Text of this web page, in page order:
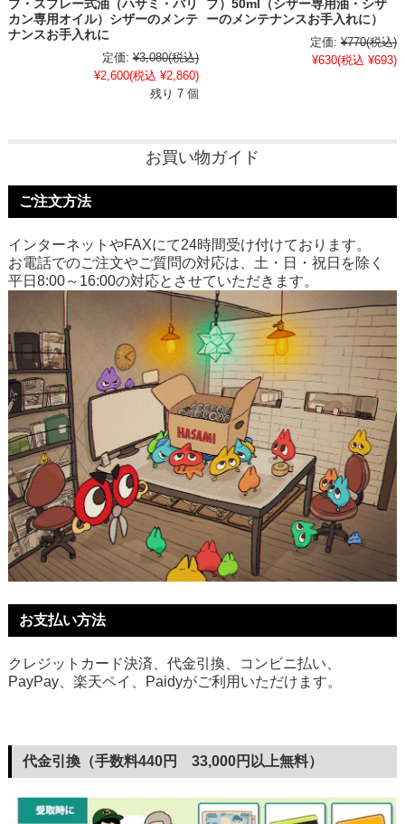
プ・スプレー式油（ハサミ・バリ
カン専用オイル）シザーのメンテ
ナンスお手入れに
定価: ¥3,080(税込)
¥2,600(税込 ¥2,860)
残り 7 個
プ）50ml（シザー専用油・シザ
ーのメンテナンスお手入れに）
定価: ¥770(税込)
¥630(税込 ¥693)
お買い物ガイド
ご注文方法
インターネットやFAXにて24時間受け付けております。
お電話でのご注文やご質問の対応は、土・日・祝日を除く
平日8:00～16:00の対応とさせていただきます。
お支払い方法
クレジットカード決済、代金引換、コンビニ払い、
PayPay、楽天ペイ、Paidyがご利用いただけます。
代金引換（手数料440円 33,000円以上無料）